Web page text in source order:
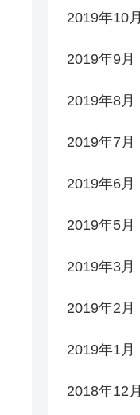
2019年10月
2019年9月
2019年8月
2019年7月
2019年6月
2019年5月
2019年3月
2019年2月
2019年1月
2018年12月